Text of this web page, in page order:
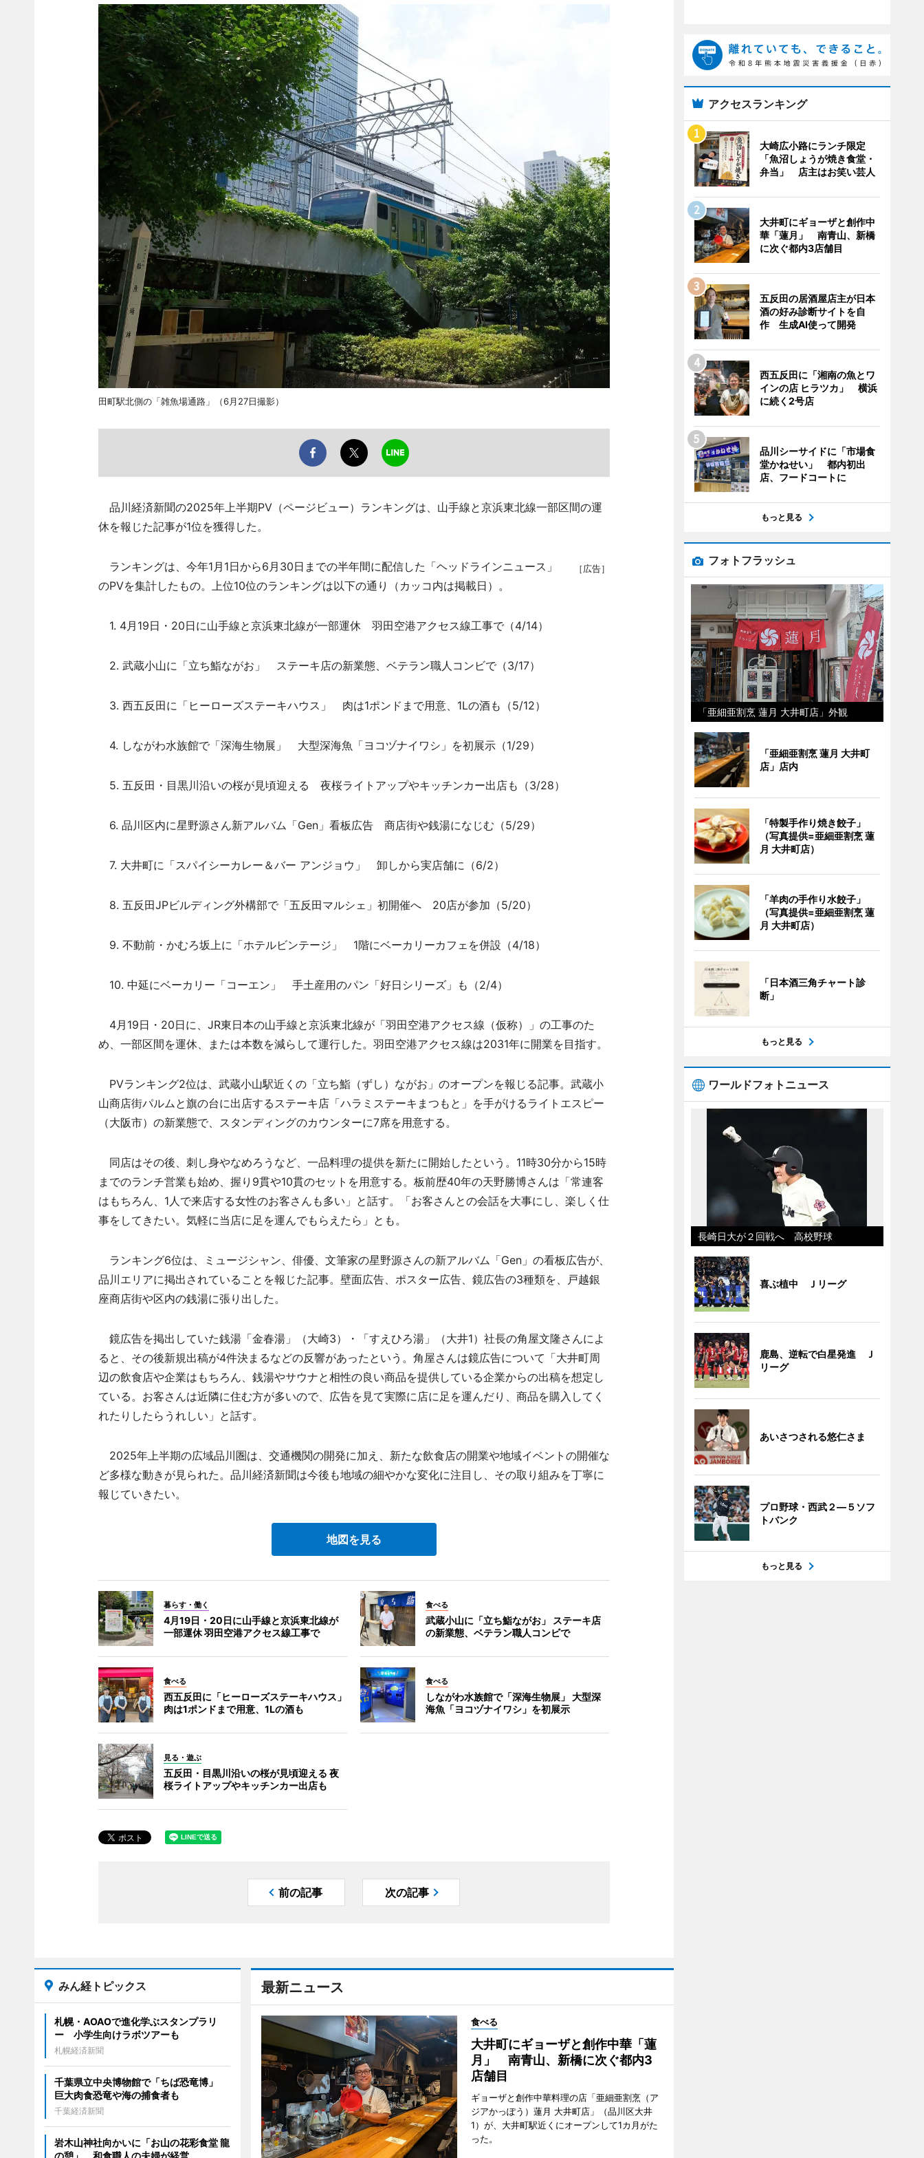
田町駅北側の「雑魚場通路」（6月27日撮影）
品川経済新聞の2025年上半期PV（ページビュー）ランキングは、山手線と京浜東北線一部区間の運
休を報じた記事が1位を獲得した。
［広告］
ランキングは、今年1月1日から6月30日までの半年間に配信した「ヘッドラインニュース」
のPVを集計したもの。上位10位のランキングは以下の通り（カッコ内は掲載日）。
1. 4月19日・20日に山手線と京浜東北線が一部運休 羽田空港アクセス線工事で（4/14）
2. 武蔵小山に「立ち鮨ながお」 ステーキ店の新業態、ベテラン職人コンビで（3/17）
3. 西五反田に「ヒーローズステーキハウス」 肉は1ポンドまで用意、1Lの酒も（5/12）
4. しながわ水族館で「深海生物展」 大型深海魚「ヨコヅナイワシ」を初展示（1/29）
5. 五反田・目黒川沿いの桜が見頃迎える 夜桜ライトアップやキッチンカー出店も（3/28）
6. 品川区内に星野源さん新アルバム「Gen」看板広告 商店街や銭湯になじむ（5/29）
7. 大井町に「スパイシーカレー＆バー アンジョウ」 卸しから実店舗に（6/2）
8. 五反田JPビルディング外構部で「五反田マルシェ」初開催へ 20店が参加（5/20）
9. 不動前・かむろ坂上に「ホテルビンテージ」 1階にベーカリーカフェを併設（4/18）
10. 中延にベーカリー「コーエン」 手土産用のパン「好日シリーズ」も（2/4）
4月19日・20日に、JR東日本の山手線と京浜東北線が「羽田空港アクセス線（仮称）」の工事のた
め、一部区間を運休、または本数を減らして運行した。羽田空港アクセス線は2031年に開業を目指す。
PVランキング2位は、武蔵小山駅近くの「立ち鮨（ずし）ながお」のオープンを報じる記事。武蔵小
山商店街パルムと旗の台に出店するステーキ店「ハラミステーキまつもと」を手がけるライトエスピー
（大阪市）の新業態で、スタンディングのカウンターに7席を用意する。
同店はその後、刺し身やなめろうなど、一品料理の提供を新たに開始したという。11時30分から15時
までのランチ営業も始め、握り9貫や10貫のセットを用意する。板前歴40年の天野勝博さんは「常連客
はもちろん、1人で来店する女性のお客さんも多い」と話す。「お客さんとの会話を大事にし、楽しく仕
事をしてきたい。気軽に当店に足を運んでもらえたら」とも。
ランキング6位は、ミュージシャン、俳優、文筆家の星野源さんの新アルバム「Gen」の看板広告が、
品川エリアに掲出されていることを報じた記事。壁面広告、ポスター広告、鏡広告の3種類を、戸越銀
座商店街や区内の銭湯に張り出した。
鏡広告を掲出していた銭湯「金春湯」（大崎3）・「すえひろ湯」（大井1）社長の角屋文隆さんによ
ると、その後新規出稿が4件決まるなどの反響があったという。角屋さんは鏡広告について「大井町周
辺の飲食店や企業はもちろん、銭湯やサウナと相性の良い商品を提供している企業からの出稿を想定し
ている。お客さんは近隣に住む方が多いので、広告を見て実際に店に足を運んだり、商品を購入してく
れたりしたらうれしい」と話す。
2025年上半期の広域品川圏は、交通機関の開発に加え、新たな飲食店の開業や地域イベントの開催な
ど多様な動きが見られた。品川経済新聞は今後も地域の細やかな変化に注目し、その取り組みを丁寧に
報じていきたい。
地図を見る
暮らす・働く
4月19日・20日に山手線と京浜東北線が
一部運休 羽田空港アクセス線工事で
食べる
武蔵小山に「立ち鮨ながお」 ステーキ店
の新業態、ベテラン職人コンビで
食べる
西五反田に「ヒーローズステーキハウス」
肉は1ポンドまで用意、1Lの酒も
食べる
しながわ水族館で「深海生物展」 大型深
海魚「ヨコヅナイワシ」を初展示
見る・遊ぶ
五反田・目黒川沿いの桜が見頃迎える 夜
桜ライトアップやキッチンカー出店も
前の記事 次の記事
最新ニュース
食べる
大井町にギョーザと創作中華「蓮
月」 南青山、新橋に次ぐ都内3
店舗目
ギョーザと創作中華料理の店「亜細亜割烹（ア
ジアかっぽう）蓮月 大井町店」（品川区大井
1）が、大井町駅近くにオープンして1カ月がた
った。
みん経トピックス
札幌・AOAOで進化学ぶスタンプラリ
ー 小学生向けラボツアーも
札幌経済新聞
千葉県立中央博物館で「ちば恐竜博」
巨大肉食恐竜や海の捕食者も
千葉経済新聞
岩木山神社向かいに「お山の花彩食堂 龍
の憩」 和食職人の夫婦が経営
アクセスランキング
大崎広小路にランチ限定
「魚沼しょうが焼き食堂・
弁当」 店主はお笑い芸人
大井町にギョーザと創作中
華「蓮月」 南青山、新橋
に次ぐ都内3店舗目
五反田の居酒屋店主が日本
酒の好み診断サイトを自
作 生成AI使って開発
西五反田に「湘南の魚とワ
インの店 ヒラツカ」 横浜
に続く2号店
品川シーサイドに「市場食
堂かねせい」 都内初出
店、フードコートに
もっと見る
フォトフラッシュ
「亜細亜割烹 蓮月 大井町店」外観
「亜細亜割烹 蓮月 大井町
店」店内
「特製手作り焼き餃子」
（写真提供=亜細亜割烹 蓮
月 大井町店）
「羊肉の手作り水餃子」
（写真提供=亜細亜割烹 蓮
月 大井町店）
「日本酒三角チャート診
断」
もっと見る
ワールドフォトニュース
長崎日大が２回戦へ 高校野球
喜ぶ植中 Ｊリーグ
鹿島、逆転で白星発進 Ｊ
リーグ
あいさつされる悠仁さま
プロ野球・西武２―５ソフ
トバンク
もっと見る